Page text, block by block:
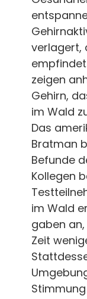
verlagert,
zeigen
Gehirn,
im Wald
Das
Bratman
Befunde
Kollegen
im Wald
gaben
Zeit